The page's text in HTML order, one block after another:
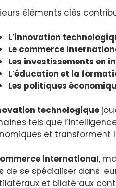
éléments clés
L’innovation
Le commerce
Les investissements en
L’éducation et la
Les politiques
technologique
tels que
et transforment
international,
de se spécialiser dans
et bilatéraux